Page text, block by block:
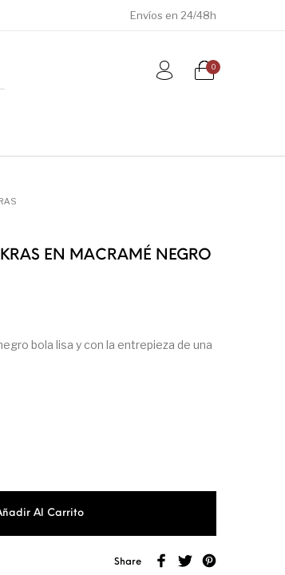
Envíos en 24/48h
0
EN MACRAMÉ NEGRO
bola lisa y con la entrepieza de una
Al Carrito
Share